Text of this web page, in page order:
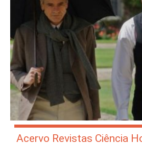
Acervo Revistas Ciência